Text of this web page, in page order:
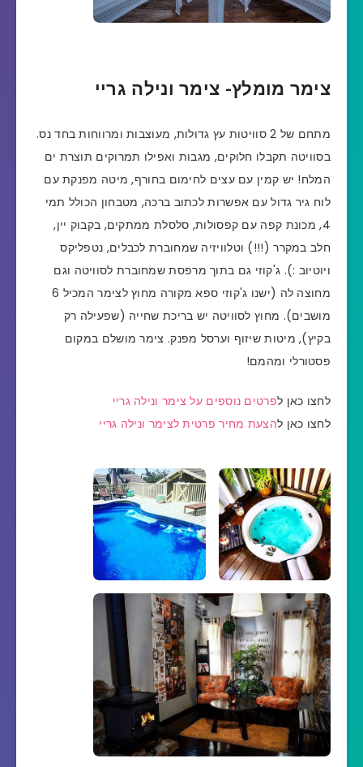
צימר מומלץ- צימר ונילה גריי
מתחם של 2 סוויטות עץ גדולות, מעוצבות ומרווחות בחד נס.
בסוויטה תקבלו חלוקים, מגבות ואפילו תמרוקים תוצרת ים
המלח! יש קמין עם עצים לחימום בחורף, מיטה מפנקת עם
לוח גיר גדול עם אפשרות לכתוב ברכה, מטבחון הכולל תמי
4, מכונת קפה עם קפסולות, סלסלת ממתקים, בקבוק יין,
חלב במקרר (!!!) וטלוויזיה שמחוברת לכבלים, נטפליקס
ויוטיוב :). ג'קוזי גם בתוך מרפסת שמחוברת לסוויטה וגם
מחוצה לה (ישנו ג'קוזי ספא מקורה מחוץ לצימר המכיל 6
מושבים). מחוץ לסוויטה יש בריכת שחייה (שפעילה רק
בקיץ), מיטות שיזוף וערסל מפנק. צימר מושלם במקום
פסטורלי ומהמם!
לחצו כאן לפרטים נוספים על צימר ונילה גריי
לחצו כאן להצעת מחיר פרטית לצימר ונילה גריי